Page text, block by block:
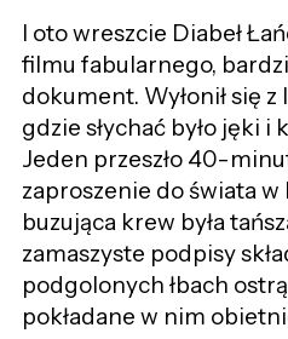
I oto wreszcie Diabeł
filmu fabularnego,
dokument. Wyłonił się
gdzie słychać było jęki
Jeden przeszło 40-
zaproszenie do świata
buzująca krew była
zamaszyste podpisy
podgolonych łbach
pokładane w nim